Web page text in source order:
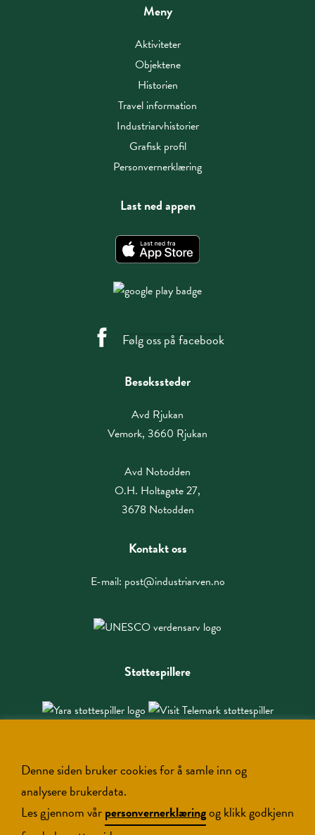
Meny
Aktiviteter
Objektene
Historien
Travel information
Industriarvhistorier
Grafisk profil
Personvernerklæring
Last ned appen
Følg oss på facebook
Besøkssteder
Avd Rjukan
Vemork, 3660 Rjukan
Avd Notodden
O.H. Holtagate 27,
3678 Notodden
Kontakt oss
E-mail: post@industriarven.no
Støttespillere
Denne siden bruker cookies for å samle inn og
analysere brukerdata.
Les gjennom vårpersonvernerklæringog klikk godkjenn